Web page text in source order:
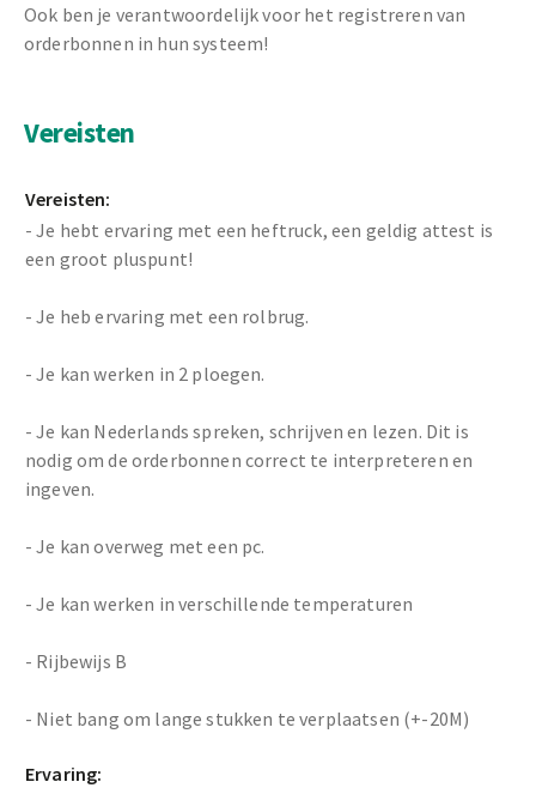
Ook ben je verantwoordelijk voor het registreren van
orderbonnen in hun systeem!
Vereisten
Vereisten:
- Je hebt ervaring met een heftruck, een geldig attest is
een groot pluspunt!
- Je heb ervaring met een rolbrug.
- Je kan werken in 2 ploegen.
- Je kan Nederlands spreken, schrijven en lezen. Dit is
nodig om de orderbonnen correct te interpreteren en
ingeven.
- Je kan overweg met een pc.
- Je kan werken in verschillende temperaturen
- Rijbewijs B
- Niet bang om lange stukken te verplaatsen (+-20M)
Ervaring: